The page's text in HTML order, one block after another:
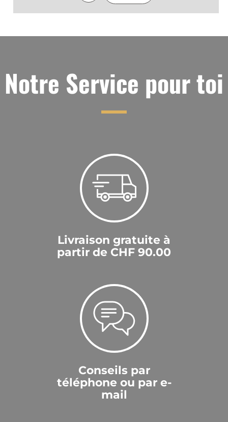
Notre Service pour toi
Livraison gratuite à
partir de CHF 90.00
Conseils par
téléphone ou par e-
mail